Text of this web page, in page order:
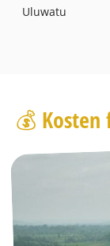
Uluwatu
💰 Kosten